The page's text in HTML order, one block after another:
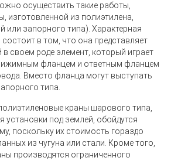
осуществить такие работы,
изготовленной из полиэтилена,
или запорного типа). Характерная
в том, что она представляет
своем роде элемент, который играет
фланцем и ответным фланцем
Вместо фланца могут выступать
типа.
краны шарового типа,
установки под землей, обойдутся
поскольку их стоимость гораздо
из чугуна или стали. Кроме того,
производятся ограниченного